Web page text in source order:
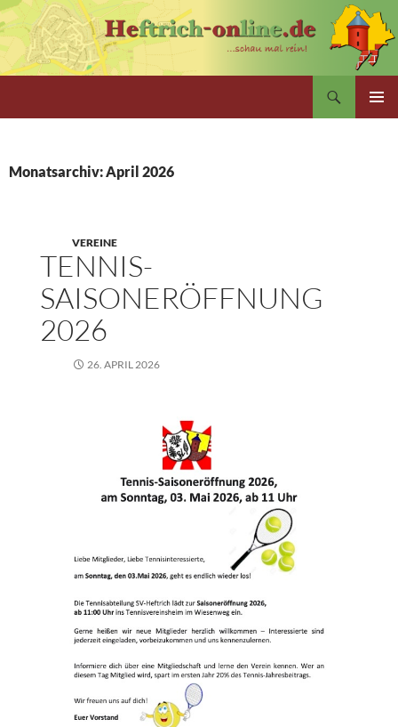
Zum
Inhalt
springen
Monatsarchiv: April 2026
VEREINE
TENNIS-
SAISONERÖFFNUNG
2026
26. APRIL 2026